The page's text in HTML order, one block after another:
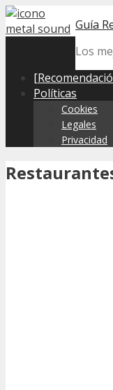
Skip
to
Guía
Los
Políticas
Cookies
Legales
Privacidad